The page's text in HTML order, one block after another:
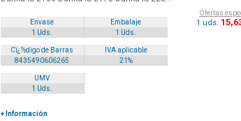
Envase
Embalaje
1 Uds.
1 Uds.
Cï¿½digo de Barras
IVA aplicable
8435490606265
21%
UMV
1 Uds.
+ Información
Ofertas
1 uds. 15